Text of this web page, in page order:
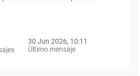
30 Jun 2026, 10:11
Último mensaje